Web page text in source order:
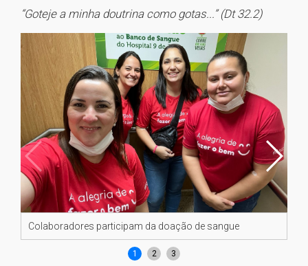
“Goteje a minha doutrina como gotas...” (Dt 32.2)
Colaboradores participam da doação de sangue
1 2 3